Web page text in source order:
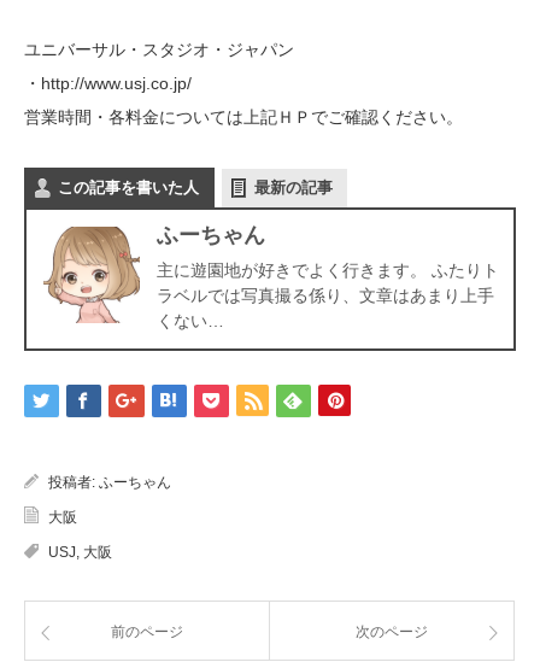
ユニバーサル・スタジオ・ジャパン
・ http://www.usj.co.jp/
営業時間・各料金については上記ＨＰでご確認ください。
この記事を書いた人 最新の記事
ふーちゃん
主に遊園地が好きでよく行きます。 ふたりト
ラベルでは写真撮る係り、文章はあまり上手
くない…
投稿者: ふーちゃん
大阪
USJ, 大阪
前のページ 次のページ